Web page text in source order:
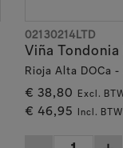
Reserva en
op haar rijke
haar
fles.
Viña
Rioja Alta DOCa -
€ 38,80 Excl.
€ 46,95 Incl. BTW
02130214LTD